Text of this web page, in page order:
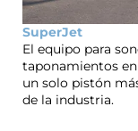
SuperJet
El equipo para
taponamientos
un solo pistón
de la industria.